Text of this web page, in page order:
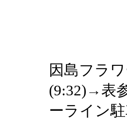
因島フラ
(9:32)→表
ーライン